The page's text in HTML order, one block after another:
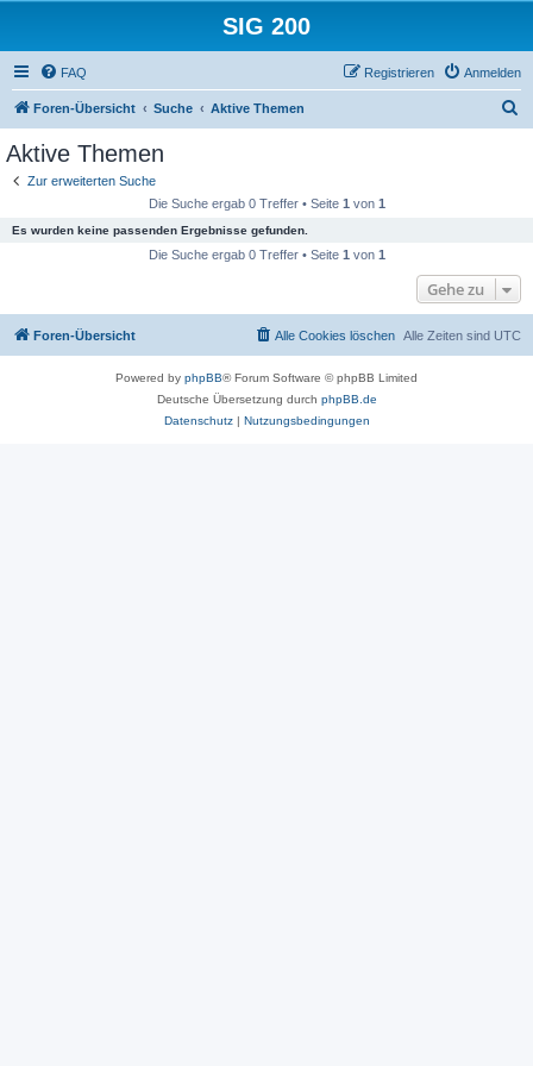
SIG 200
FAQ Anmelden
Registrieren
Foren-Übersicht Suche Aktive Themen
Aktive Themen
Zur erweiterten Suche
Die Suche ergab 0 Treffer • Seite 1 von 1
Es wurden keine passenden Ergebnisse gefunden.
Die Suche ergab 0 Treffer • Seite 1 von 1
Gehe zu
Foren-Übersicht Alle Zeiten sind UTC
Alle Cookies löschen
Powered by phpBB® Forum Software © phpBB Limited
Deutsche Übersetzung durch phpBB.de
Datenschutz| Nutzungsbedingungen